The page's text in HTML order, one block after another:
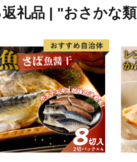
返礼品 | "おさかな